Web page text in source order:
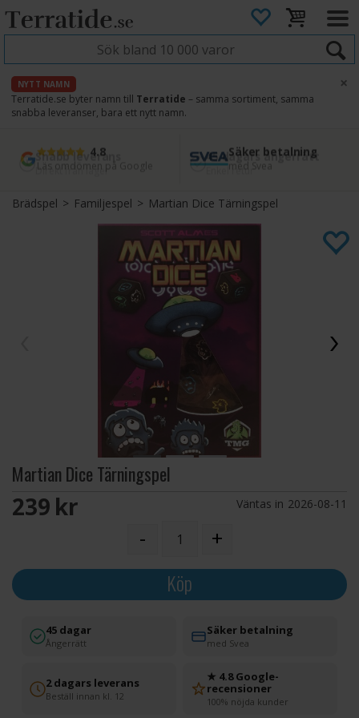
NYTT NAMN
Terratide.se byter namn till Terratide – samma sortiment, samma
snabba leveranser, bara ett nytt namn.
×
4.8
Läs omdömen på Google
Säker betalning
med Svea
Snabb leverans
Direkt från lager
45 dagars ångerrätt
Enkel retur
Brädspel> Familjespel> Martian Dice Tärningspel
Martian Dice Tärningspel
239 SEK Väntas in 2026-08-11
- +
Köp
45 dagar
Ångerrätt
Säker betalning
med Svea
2 dagars leverans
Beställ innan kl. 12
★ 4.8 Google-
recensioner
100% nöjda kunder